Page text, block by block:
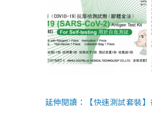
延伸閱讀：【快速測試套裝